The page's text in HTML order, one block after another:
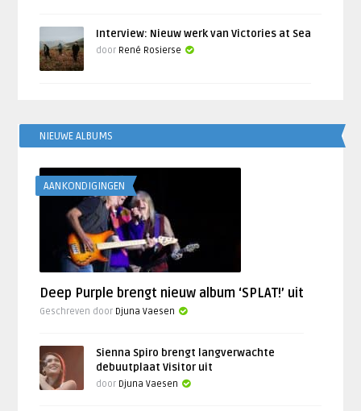
Interview: Nieuw werk van Victories at Sea
door René Rosierse
NIEUWE ALBUMS
AANKONDIGINGEN
Deep Purple brengt nieuw album ‘SPLAT!’ uit
Geschreven door Djuna Vaesen
Sienna Spiro brengt langverwachte
debuutplaat Visitor uit
door Djuna Vaesen